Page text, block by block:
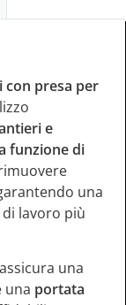
con presa per
e
funzione di
una
lavoro più
assicura una
una portata